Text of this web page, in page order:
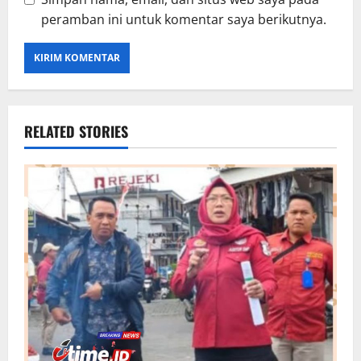
peramban ini untuk komentar saya berikutnya.
RELATED STORIES